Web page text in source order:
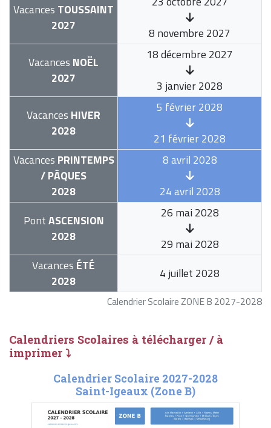
Calendrier Scolaire ZONE B 2027-2028
Vacances TOUSSAINT
2027
8 novembre 2027
Vacances NOËL
2027
18 décembre 2027
3 janvier 2028
Vacances HIVER
2028
5 février 2028
21 février 2028
Vacances PRINTEMPS
/ PÂQUES
2028
8 avril 2028
24 avril 2028
PontASCENSION
2028
26 mai 2028
29 mai 2028
Vacances ÉTÉ
2028
4 juillet 2028
Calendriers Scolaires à télécharger / à
imprimer ⤵
Calendrier Scolaire 2027-2028
Saint-Igeaux (Zone B)